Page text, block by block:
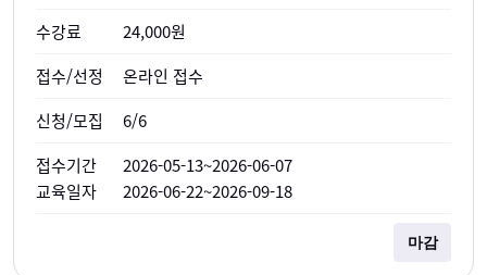
24,000원
온라인 접수
6/6
2026-05-13~2026-06-07
2026-06-22~2026-09-18
마감